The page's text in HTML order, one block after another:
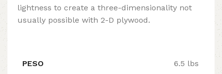
lightness to create a three-dimensionality not
usually possible with 2-D plywood.
PESO 6.5 lbs